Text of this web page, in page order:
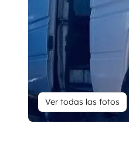
Ver todas las fotos